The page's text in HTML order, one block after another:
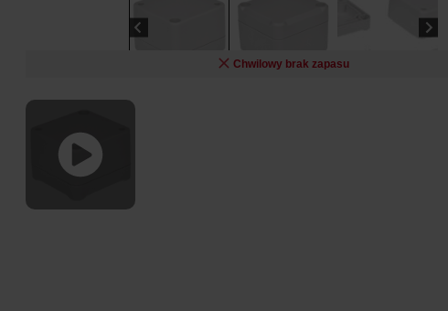
Chwilowy brak zapasu